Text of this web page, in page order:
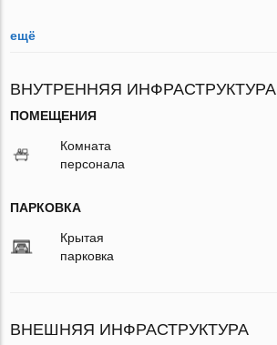
ещё
ВНУТРЕННЯЯ ИНФРАСТРУКТУРА
ПОМЕЩЕНИЯ
Комната
персонала
ПАРКОВКА
Крытая
парковка
ВНЕШНЯЯ ИНФРАСТРУКТУРА